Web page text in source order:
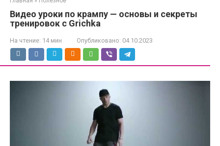
Видео уроки по крампу — основы и секреты
тренировок с Grichka
На чтение: 14 мин Опубликовано: 04.10.2023